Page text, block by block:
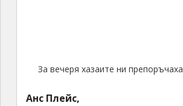
За вечеря хазаите ни препоръчаха
Анс Плейс,